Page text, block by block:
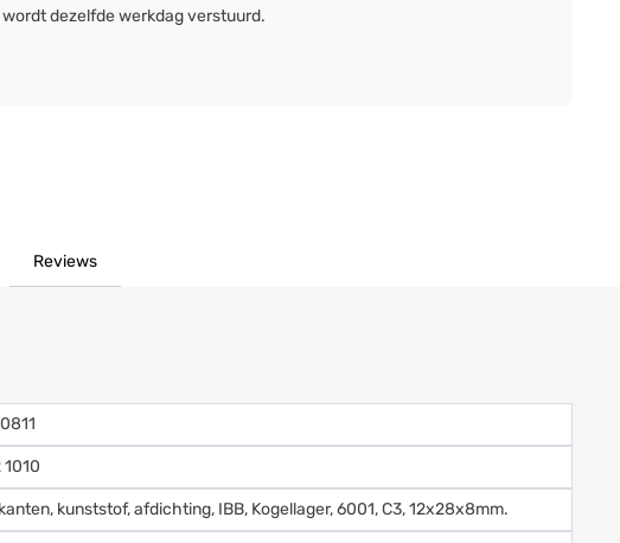
dezelfde werkdag verstuurd.
Reviews
kunststof, afdichting, IBB, Kogellager, 6001, C3, 12x28x8mm.